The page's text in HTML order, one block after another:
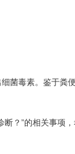
毒素。鉴于粪
？”的相关事项，